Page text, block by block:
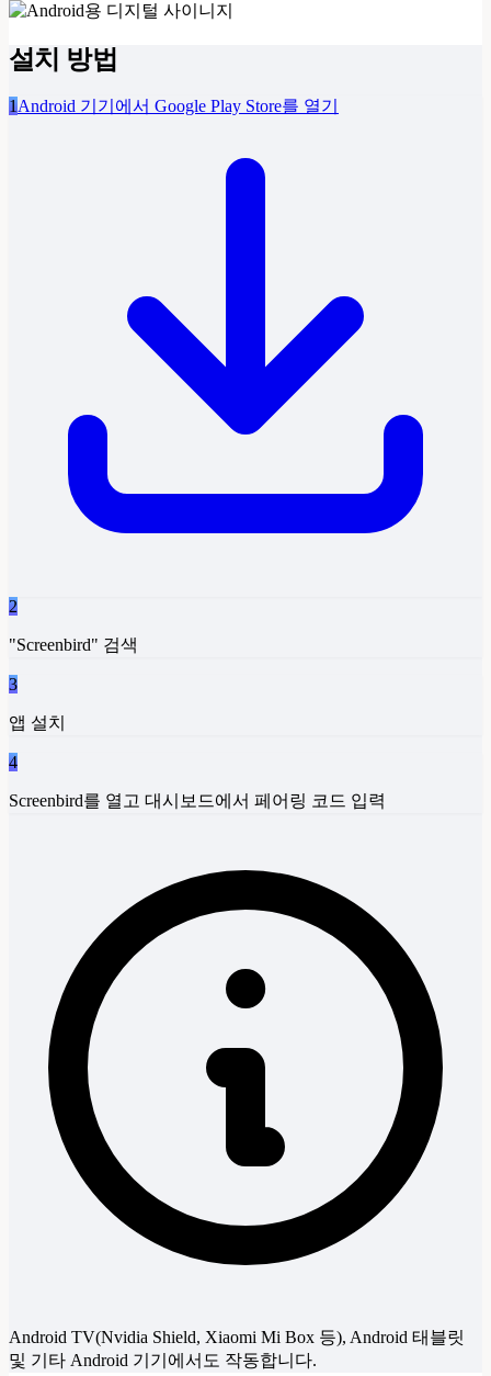
설치 방법
1Android 기기에서 Google Play Store를 열기
2
"Screenbird" 검색
3
앱 설치
4
Screenbird를 열고 대시보드에서 페어링 코드 입력
Android TV(Nvidia Shield, Xiaomi Mi Box 등), Android 태블릿
및 기타 Android 기기에서도 작동합니다.